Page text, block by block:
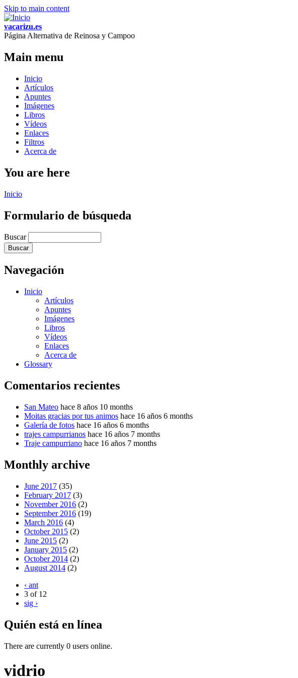
Skip to main content
vacarizu.es
Página Alternativa de Reinosa y Campoo
Main menu
Inicio
Artículos
Apuntes
Imágenes
Libros
Vídeos
Enlaces
Filtros
Acerca de
You are here
Inicio
Formulario de búsqueda
Buscar
Navegación
Inicio
Artículos
Apuntes
Imágenes
Libros
Vídeos
Enlaces
Acerca de
Glossary
Comentarios recientes
San Mateo hace 8 años 10 months
Moitas gracias por tus animos hace 16 años 6 months
Galería de fotos hace 16 años 6 months
trajes campurrianos hace 16 años 7 months
Traje campurriano hace 16 años 7 months
Monthly archive
June 2017 (35)
February 2017 (3)
November 2016 (2)
September 2016 (19)
March 2016 (4)
October 2015 (2)
June 2015 (2)
January 2015 (2)
October 2014 (2)
August 2014 (2)
‹ ant
3 of 12
sig ›
Quién está en línea
There are currently 0 users online.
vidrio